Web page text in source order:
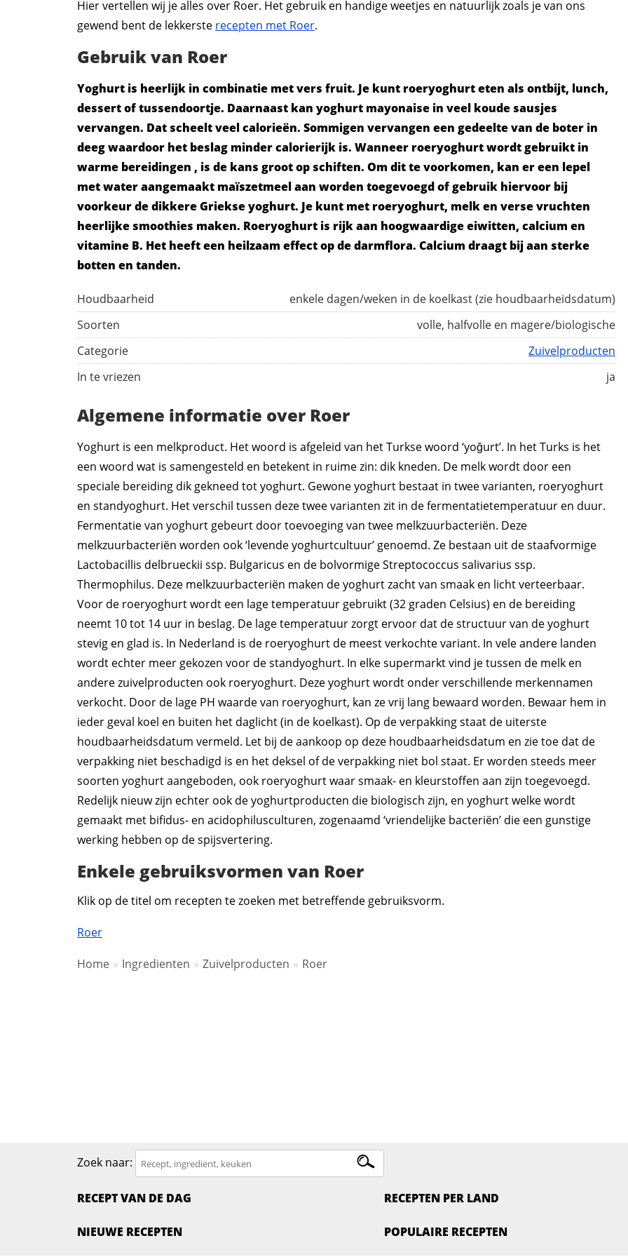
Hier vertellen wij je alles over Roer. Het gebruik en handige weetjes en natuurlijk zoals je van ons
gewend bent de lekkerste recepten met Roer.
Gebruik van Roer
Yoghurt is heerlijk in combinatie met vers fruit. Je kunt roeryoghurt eten als ontbijt, lunch,
dessert of tussendoortje. Daarnaast kan yoghurt mayonaise in veel koude sausjes
vervangen. Dat scheelt veel calorieën. Sommigen vervangen een gedeelte van de boter in
deeg waardoor het beslag minder calorierijk is. Wanneer roeryoghurt wordt gebruikt in
warme bereidingen , is de kans groot op schiften. Om dit te voorkomen, kan er een lepel
met water aangemaakt maïszetmeel aan worden toegevoegd of gebruik hiervoor bij
voorkeur de dikkere Griekse yoghurt. Je kunt met roeryoghurt, melk en verse vruchten
heerlijke smoothies maken. Roeryoghurt is rijk aan hoogwaardige eiwitten, calcium en
vitamine B. Het heeft een heilzaam effect op de darmflora. Calcium draagt bij aan sterke
botten en tanden.
enkele dagen/weken in de koelkast (zie houdbaarheidsdatum)
Houdbaarheid
volle, halfvolle en magere/biologische
Soorten
Zuivelproducten
Categorie
ja
In te vriezen
Algemene informatie over Roer
Yoghurt is een melkproduct. Het woord is afgeleid van het Turkse woord ‘yoğurt’. In het Turks is het
een woord wat is samengesteld en betekent in ruime zin: dik kneden. De melk wordt door een
speciale bereiding dik gekneed tot yoghurt. Gewone yoghurt bestaat in twee varianten, roeryoghurt
en standyoghurt. Het verschil tussen deze twee varianten zit in de fermentatietemperatuur en duur.
Fermentatie van yoghurt gebeurt door toevoeging van twee melkzuurbacteriën. Deze
melkzuurbacteriën worden ook ‘levende yoghurtcultuur’ genoemd. Ze bestaan uit de staafvormige
Lactobacillis delbrueckii ssp. Bulgaricus en de bolvormige Streptococcus salivarius ssp.
Thermophilus. Deze melkzuurbacteriën maken de yoghurt zacht van smaak en licht verteerbaar.
Voor de roeryoghurt wordt een lage temperatuur gebruikt (32 graden Celsius) en de bereiding
neemt 10 tot 14 uur in beslag. De lage temperatuur zorgt ervoor dat de structuur van de yoghurt
stevig en glad is. In Nederland is de roeryoghurt de meest verkochte variant. In vele andere landen
wordt echter meer gekozen voor de standyoghurt. In elke supermarkt vind je tussen de melk en
andere zuivelproducten ook roeryoghurt. Deze yoghurt wordt onder verschillende merkennamen
verkocht. Door de lage PH waarde van roeryoghurt, kan ze vrij lang bewaard worden. Bewaar hem in
ieder geval koel en buiten het daglicht (in de koelkast). Op de verpakking staat de uiterste
houdbaarheidsdatum vermeld. Let bij de aankoop op deze houdbaarheidsdatum en zie toe dat de
verpakking niet beschadigd is en het deksel of de verpakking niet bol staat. Er worden steeds meer
soorten yoghurt aangeboden, ook roeryoghurt waar smaak- en kleurstoffen aan zijn toegevoegd.
Redelijk nieuw zijn echter ook de yoghurtproducten die biologisch zijn, en yoghurt welke wordt
gemaakt met bifidus- en acidophilusculturen, zogenaamd ‘vriendelijke bacteriën’ die een gunstige
werking hebben op de spijsvertering.
Enkele gebruiksvormen van Roer
Klik op de titel om recepten te zoeken met betreffende gebruiksvorm.
Roer
Home Ingredienten Zuivelproducten Roer
Zoek naar:
RECEPT VAN DE DAG
NIEUWE RECEPTEN
RECEPTEN PER LAND
POPULAIRE RECEPTEN